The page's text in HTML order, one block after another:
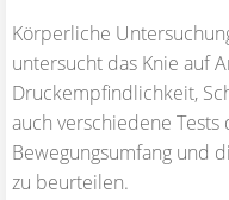
Körperliche
untersucht das Knie auf
Druckempfindlichkeit,
auch verschiedene
Bewegungsumfang und
zu beurteilen.